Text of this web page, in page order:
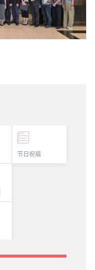
节日祝福